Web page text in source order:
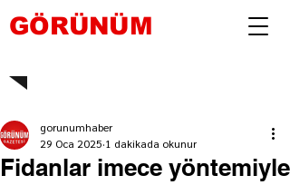
GÖRÜNÜM
Fidanlar imece yöntemiyle
gorunumhaber
29 Oca 2025 1 dakikada okunur